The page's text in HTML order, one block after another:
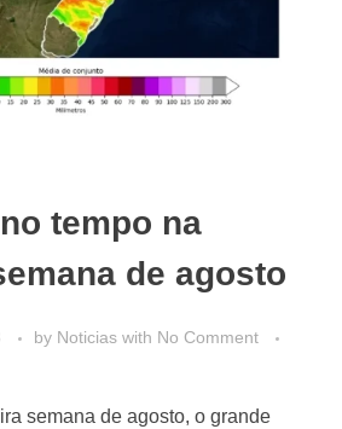
tempo na
de agosto
by Noticias with No Comment
semana de agosto, o grande